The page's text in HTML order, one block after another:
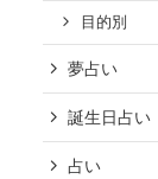
目的別
夢占い
誕生日占い
占い